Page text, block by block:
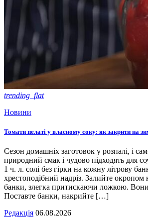
trending_flat
Новини
Томати пелаті у власному соку: як закрити на
Сезон домашніх заготовок у розпалі, і
природний смак і чудово підходять для
1 ч. л. солі без гірки на кожну літрову
хрестоподібний надріз. Залийте
банки, злегка притискаючи ложкою. Вони
Поставте банки, накрийте […]
Редакція 06.08.2026